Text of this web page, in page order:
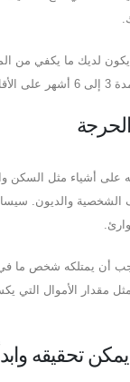
يكون لديك ما يكفي من
على أشياء مثل السكن
الشخصية والديون.
يجب أن يمتلكه شخص ما
مقدار الأموال التي
تحقيقه